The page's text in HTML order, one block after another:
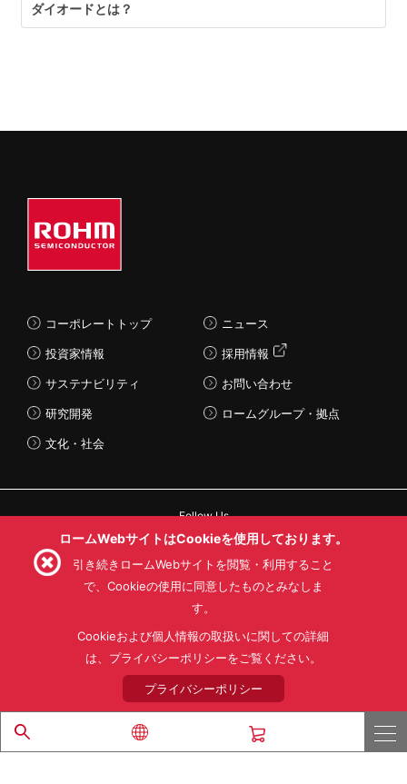
ダイオードとは？
コーポレートトップ
投資家情報
サステナビリティ
研究開発
文化・社会
ニュース
採用情報
お問い合わせ
ロームグループ・拠点
Follow Us
利用目的
プライバシーポリシー
サイトマップ
ローム製品の販売に関する標準契約条件書(PDF)
© 1997 - 2026 ROHM CO., LTD. ALL RIGHTS RESERVED.
ロームWebサイトはCookieを使用しております。
引き続きロームWebサイトを閲覧・利用すること
で、Cookieの使用に同意したものとみなしま
す。
Cookieおよび個人情報の取扱いに関しての詳細
は、プライバシーポリシーをご覧ください。
プライバシーポリシー